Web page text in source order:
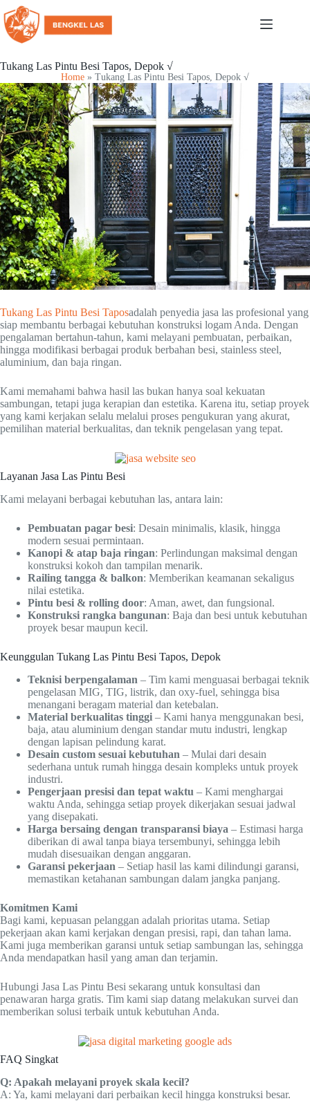
Tukang Las Pintu Besi Tapos, Depok √
Home » Tukang Las Pintu Besi Tapos, Depok √
Tukang Las Pintu Besi Taposadalah penyedia jasa las profesional yang
siap membantu berbagai kebutuhan konstruksi logam Anda. Dengan
pengalaman bertahun-tahun, kami melayani pembuatan, perbaikan,
hingga modifikasi berbagai produk berbahan besi, stainless steel,
aluminium, dan baja ringan.
Kami memahami bahwa hasil las bukan hanya soal kekuatan
sambungan, tetapi juga kerapian dan estetika. Karena itu, setiap proyek
yang kami kerjakan selalu melalui proses pengukuran yang akurat,
pemilihan material berkualitas, dan teknik pengelasan yang tepat.
Layanan Jasa Las Pintu Besi
Kami melayani berbagai kebutuhan las, antara lain:
Pembuatan pagar besi: Desain minimalis, klasik, hingga
modern sesuai permintaan.
Kanopi & atap baja ringan: Perlindungan maksimal dengan
konstruksi kokoh dan tampilan menarik.
Railing tangga & balkon: Memberikan keamanan sekaligus
nilai estetika.
Pintu besi & rolling door: Aman, awet, dan fungsional.
Konstruksi rangka bangunan: Baja dan besi untuk kebutuhan
proyek besar maupun kecil.
Keunggulan Tukang Las Pintu Besi Tapos, Depok
Teknisi berpengalaman – Tim kami menguasai berbagai teknik
pengelasan MIG, TIG, listrik, dan oxy-fuel, sehingga bisa
menangani beragam material dan ketebalan.
Material berkualitas tinggi – Kami hanya menggunakan besi,
baja, atau aluminium dengan standar mutu industri, lengkap
dengan lapisan pelindung karat.
Desain custom sesuai kebutuhan – Mulai dari desain
sederhana untuk rumah hingga desain kompleks untuk proyek
industri.
Pengerjaan presisi dan tepat waktu – Kami menghargai
waktu Anda, sehingga setiap proyek dikerjakan sesuai jadwal
yang disepakati.
Harga bersaing dengan transparansi biaya – Estimasi harga
diberikan di awal tanpa biaya tersembunyi, sehingga lebih
mudah disesuaikan dengan anggaran.
Garansi pekerjaan – Setiap hasil las kami dilindungi garansi,
memastikan ketahanan sambungan dalam jangka panjang.
Komitmen Kami
Bagi kami, kepuasan pelanggan adalah prioritas utama. Setiap
pekerjaan akan kami kerjakan dengan presisi, rapi, dan tahan lama.
Kami juga memberikan garansi untuk setiap sambungan las, sehingga
Anda mendapatkan hasil yang aman dan terjamin.
Hubungi Jasa Las Pintu Besi sekarang untuk konsultasi dan
penawaran harga gratis. Tim kami siap datang melakukan survei dan
memberikan solusi terbaik untuk kebutuhan Anda.
FAQ Singkat
Q: Apakah melayani proyek skala kecil?
A: Ya, kami melayani dari perbaikan kecil hingga konstruksi besar.